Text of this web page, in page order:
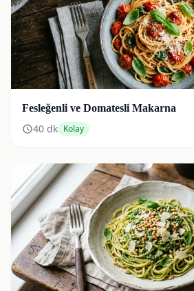
Fesleğenli ve Domatesli Makarna
40 dk Kolay